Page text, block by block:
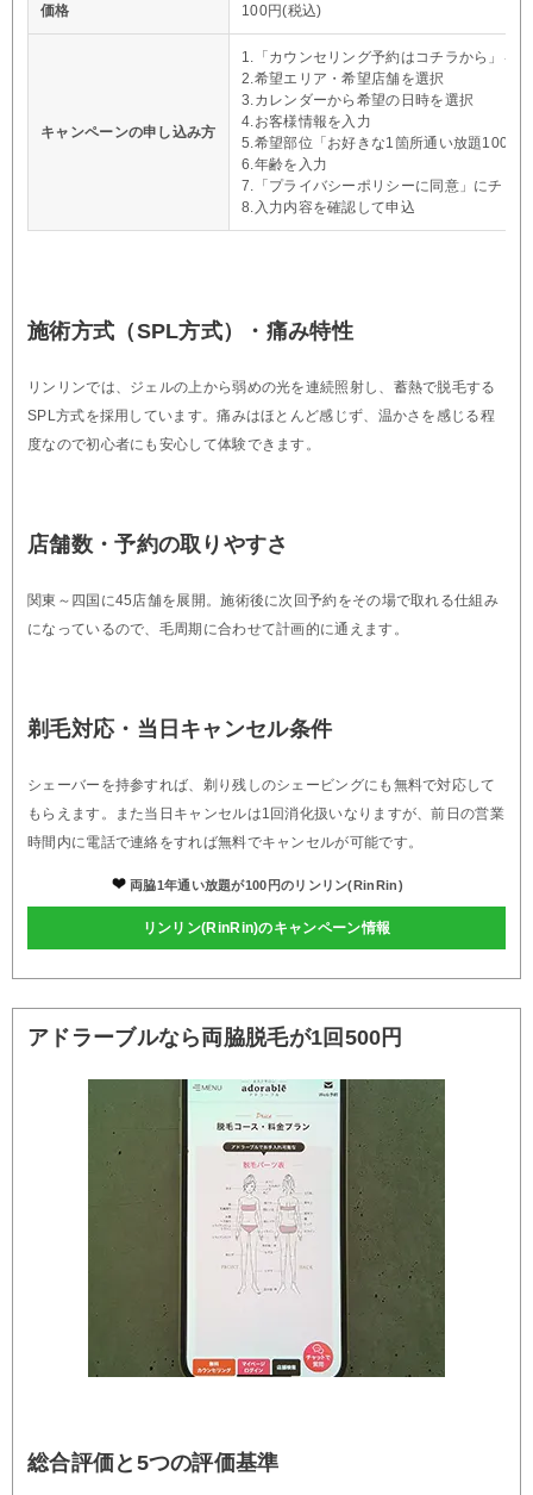
価格 100円(税込)
キャンペーンの申し込み方
1.「カウンセリング予約はコチラから」を
2.希望エリア・希望店舗を選択
3.カレンダーから希望の日時を選択
4.お客様情報を入力
5.希望部位「お好きな1箇所通い放題100円
6.年齢を入力
7.「プライバシーポリシーに同意」にチェ
8.入力内容を確認して申込
施術方式（SPL方式）・痛み特性
リンリンでは、ジェルの上から弱めの光を連続照射し、蓄熱で脱毛する
SPL方式を採用しています。痛みはほとんど感じず、温かさを感じる程
度なので初心者にも安心して体験できます。
店舗数・予約の取りやすさ
関東～四国に45店舗を展開。施術後に次回予約をその場で取れる仕組み
になっているので、毛周期に合わせて計画的に通えます。
剃毛対応・当日キャンセル条件
シェーバーを持参すれば、剃り残しのシェービングにも無料で対応して
もらえます。また当日キャンセルは1回消化扱いなりますが、前日の営業
時間内に電話で連絡をすれば無料でキャンセルが可能です。
両脇1年通い放題が100円のリンリン(RinRin)
リンリン(RinRin)のキャンペーン情報
アドラーブルなら両脇脱毛が1回500円
総合評価と5つの評価基準